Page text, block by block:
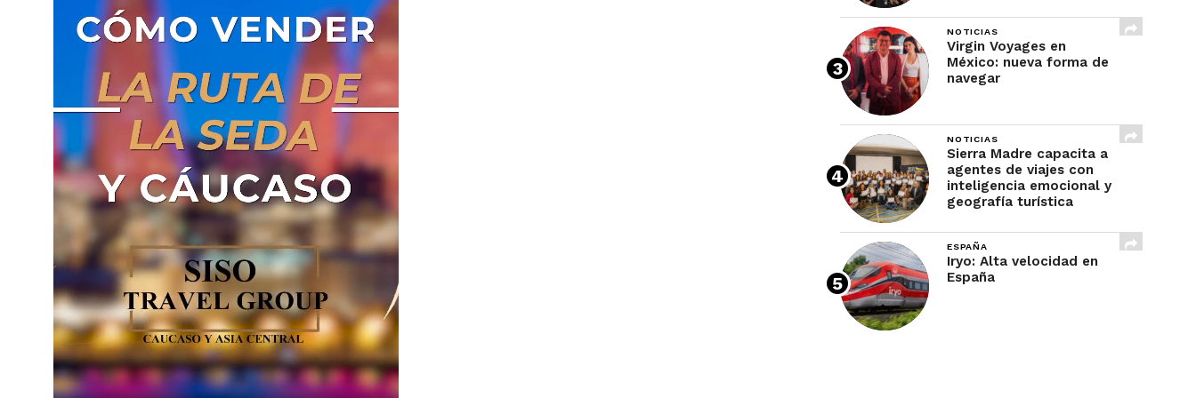
NOTICIAS
Virgin Voyages en
México: nueva forma de
navegar
NOTICIAS
Sierra Madre capacita a
agentes de viajes con
inteligencia emocional y
geografía turística
ESPAÑA
Iryo: Alta velocidad en
España